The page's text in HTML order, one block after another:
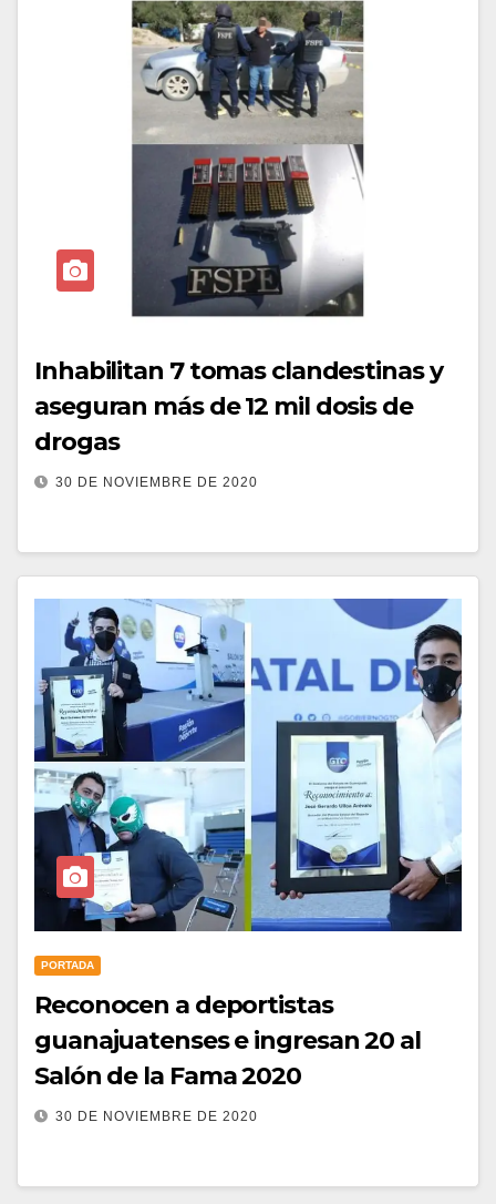
Inhabilitan 7 tomas clandestinas y
aseguran más de 12 mil dosis de
drogas
30 DE NOVIEMBRE DE 2020
PORTADA
Reconocen a deportistas
guanajuatenses e ingresan 20 al
Salón de la Fama 2020
30 DE NOVIEMBRE DE 2020